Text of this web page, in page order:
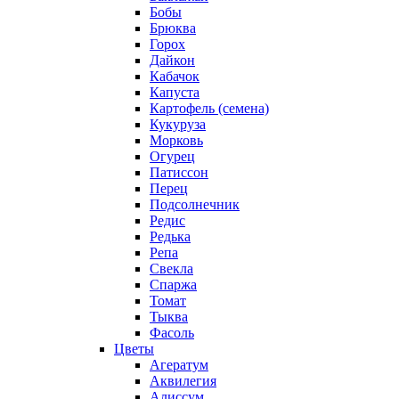
Бобы
Брюква
Горох
Дайкон
Кабачок
Капуста
Картофель (семена)
Кукуруза
Морковь
Огурец
Патиссон
Перец
Подсолнечник
Редис
Редька
Репа
Свекла
Спаржа
Томат
Тыква
Фасоль
Цветы
Агератум
Аквилегия